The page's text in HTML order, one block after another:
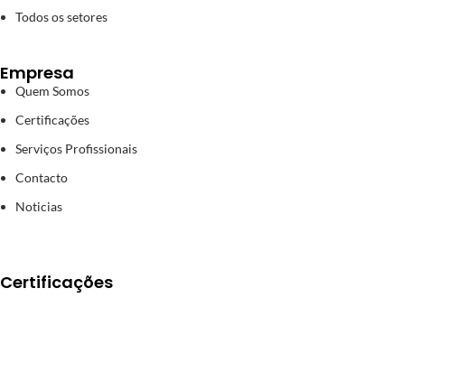
Todos os setores
Empresa
Quem Somos
Certificações
Serviços Profissionais
Contacto
Noticias
Certificações